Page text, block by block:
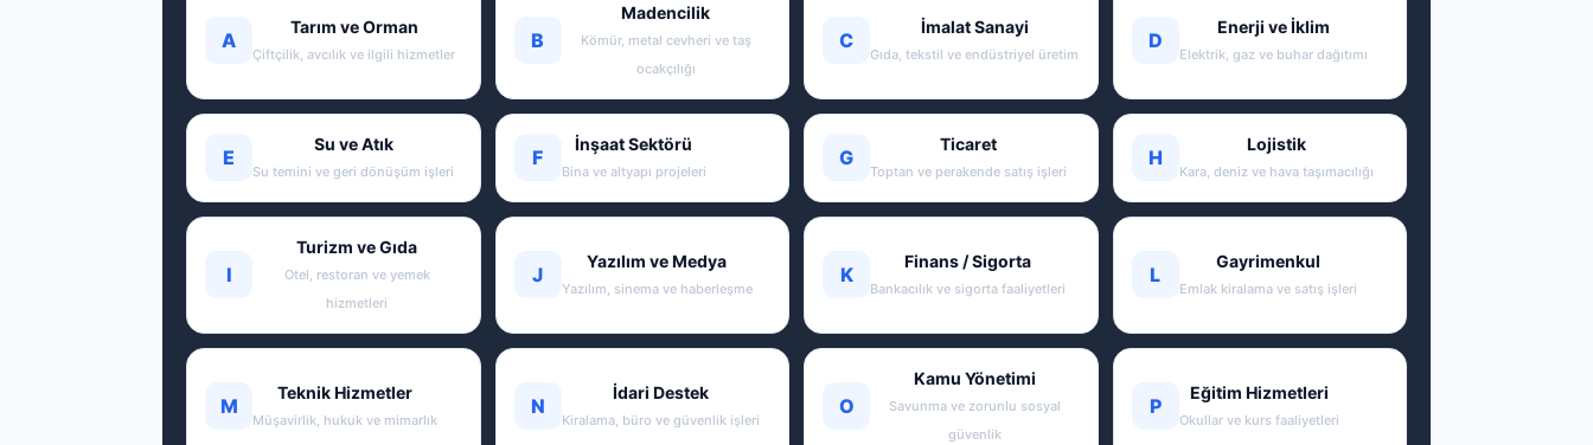
A
Tarım ve Orman
Çiftçilik, avcılık ve ilgili hizmetler
B
Madencilik
Kömür, metal cevheri ve taş
ocakçılığı
C
İmalat Sanayi
Gıda, tekstil ve endüstriyel üretim
D
Enerji ve İklim
Elektrik, gaz ve buhar dağıtımı
E
Su ve Atık
Su temini ve geri dönüşüm işleri
F
İnşaat Sektörü
Bina ve altyapı projeleri
G
Ticaret
Toptan ve perakende satış işleri
H
Lojistik
Kara, deniz ve hava taşımacılığı
I
Turizm ve Gıda
Otel, restoran ve yemek
hizmetleri
J
Yazılım ve Medya
Yazılım, sinema ve haberleşme
K
Finans / Sigorta
Bankacılık ve sigorta faaliyetleri
L
Gayrimenkul
Emlak kiralama ve satış işleri
M
Teknik Hizmetler
Müşavirlik, hukuk ve mimarlık
N
İdari Destek
Kiralama, büro ve güvenlik işleri
O
Kamu Yönetimi
Savunma ve zorunlu sosyal
güvenlik
P
Eğitim Hizmetleri
Okullar ve kurs faaliyetleri